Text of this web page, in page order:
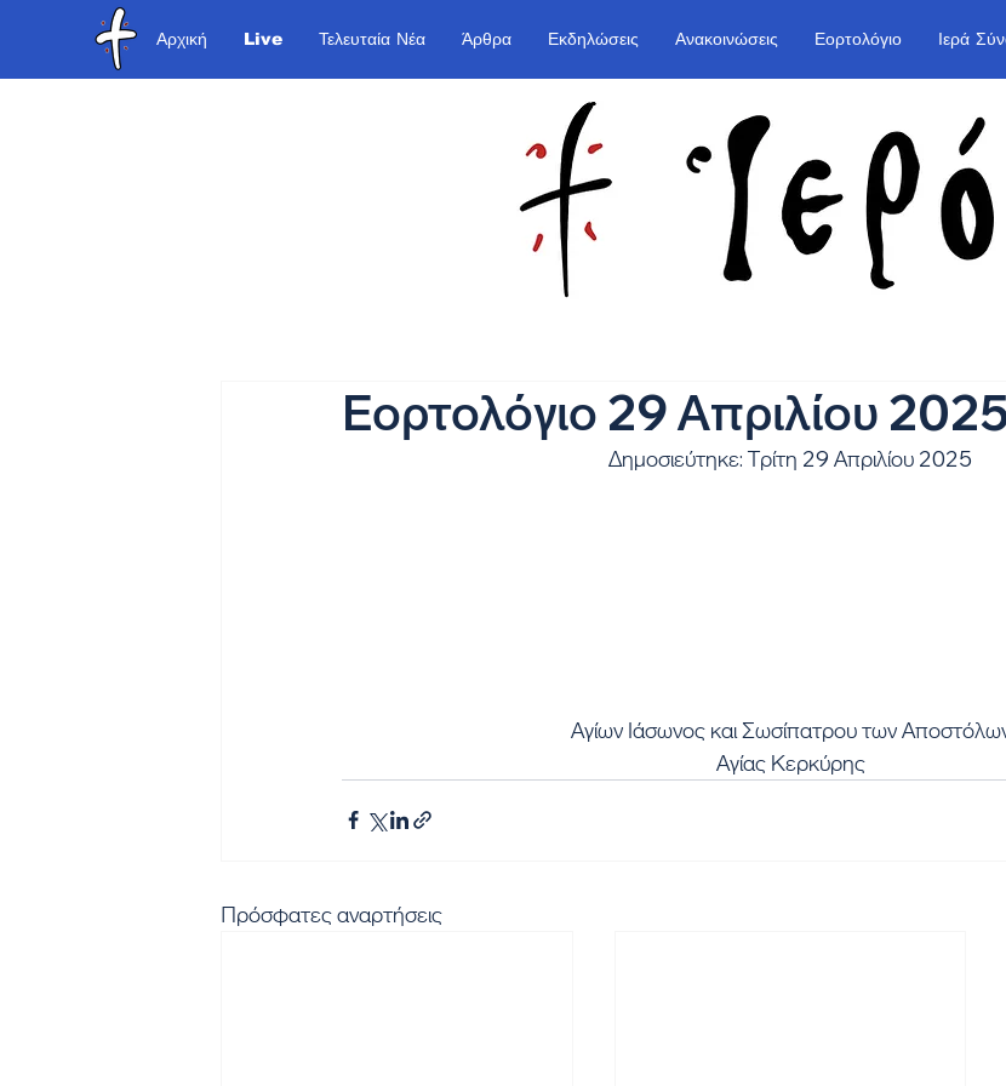
Αρχική Live Τελευταία Νέα Άρθρα Εκδηλώσεις Ανακοινώσεις Εορτολόγιο Ιερά
Εορτολόγιο 29 Απριλίου
Δημοσιεύτηκε: Τρίτη 29 Απριλίου 2025
Αγίων Ιάσωνος και Σωσίπατρου των
Αγίας Κερκύρης
Πρόσφατες αναρτήσεις